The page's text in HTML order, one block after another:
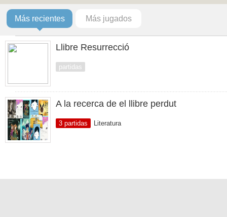
Más recientes Más jugados
Llibre Resurrecció
partidas
A la recerca de el llibre perdut
3 partidas Literatura